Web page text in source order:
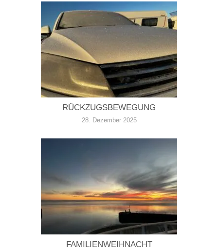
RÜCKZUGSBEWEGUNG
28. Dezember 2025
FAMILIENWEIHNACHT